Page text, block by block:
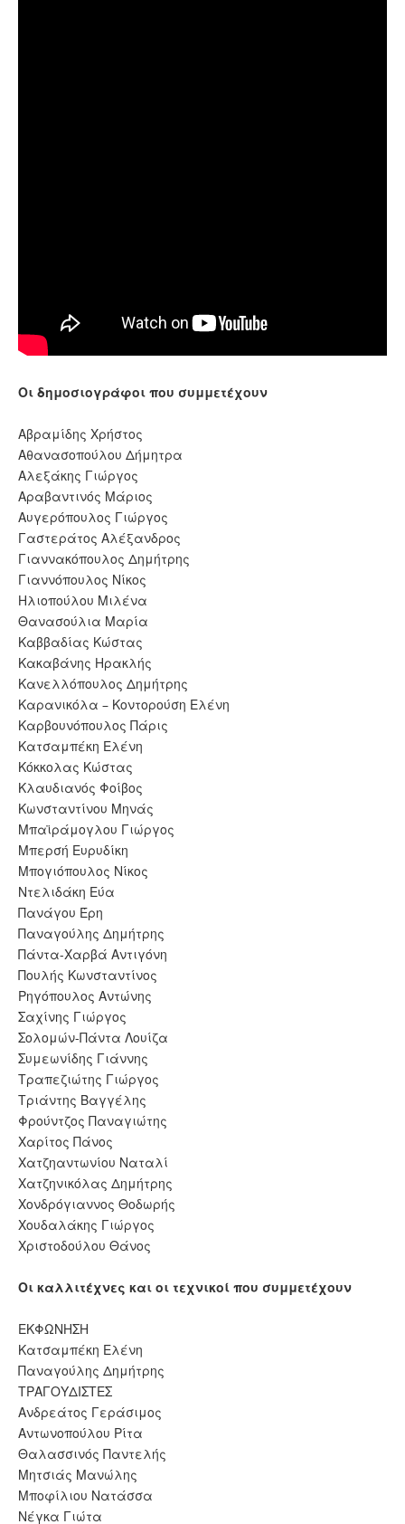
Οι δημοσιογράφοι που συμμετέχουν
Αβραμίδης Χρήστος
Αθανασοπούλου Δήμητρα
Αλεξάκης Γιώργος
Αραβαντινός Μάριος
Αυγερόπουλος Γιώργος
Γαστεράτος Αλέξανδρος
Γιαννακόπουλος Δημήτρης
Γιαννόπουλος Νίκος
Ηλιοπούλου Μιλένα
Θανασούλια Μαρία
Καββαδίας Κώστας
Κακαβάνης Ηρακλής
Κανελλόπουλος Δημήτρης
Καρανικόλα – Κοντορούση Ελένη
Καρβουνόπουλος Πάρις
Κατσαμπέκη Ελένη
Κόκκολας Κώστας
Κλαυδιανός Φοίβος
Κωνσταντίνου Μηνάς
Μπαϊράμογλου Γιώργος
Μπερσή Ευρυδίκη
Μπογιόπουλος Νίκος
Ντελιδάκη Εύα
Πανάγου Έρη
Παναγούλης Δημήτρης
Πάντα-Χαρβά Αντιγόνη
Πουλής Κωνσταντίνος
Ρηγόπουλος Αντώνης
Σαχίνης Γιώργος
Σολομών-Πάντα Λουίζα
Συμεωνίδης Γιάννης
Τραπεζιώτης Γιώργος
Τριάντης Βαγγέλης
Φρούντζος Παναγιώτης
Χαρίτος Πάνος
Χατζηαντωνίου Ναταλί
Χατζηνικόλας Δημήτρης
Χονδρόγιαννος Θοδωρής
Χουδαλάκης Γιώργος
Χριστοδούλου Θάνος
Οι καλλιτέχνες και οι τεχνικοί που συμμετέχουν
ΕΚΦΩΝΗΣΗ
Κατσαμπέκη Ελένη
Παναγούλης Δημήτρης
ΤΡΑΓΟΥΔΙΣΤΕΣ
Ανδρεάτος Γεράσιμος
Αντωνοπούλου Ρίτα
Θαλασσινός Παντελής
Μητσιάς Μανώλης
Μποφίλιου Νατάσσα
Νέγκα Γιώτα